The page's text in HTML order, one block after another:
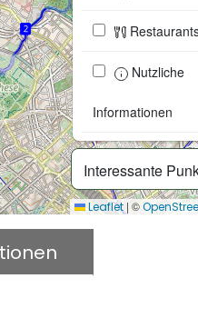
Interessante
Nutzliche
Informationen
Leaflet |©